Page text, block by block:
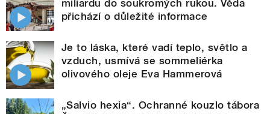
miliardu do soukromých rukou. Věda
přichází o důležité informace
Je to láska, které vadí teplo, světlo a
vzduch, usmívá se sommeliérka
olivového oleje Eva Hammerová
„Salvio hexia“. Ochranné kouzlo tábora